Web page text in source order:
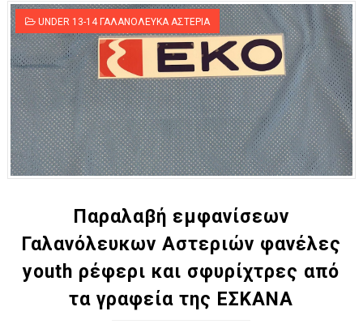
UNDER 13-14 ΓΑΛΑΝΟΛΕΥΚΑ ΑΣΤΕΡΙΑ
Παραλαβή εμφανίσεων
Γαλανόλευκων Αστεριών φανέλες
youth ρέφερι και σφυρίχτρες από
τα γραφεία της ΕΣΚΑΝΑ